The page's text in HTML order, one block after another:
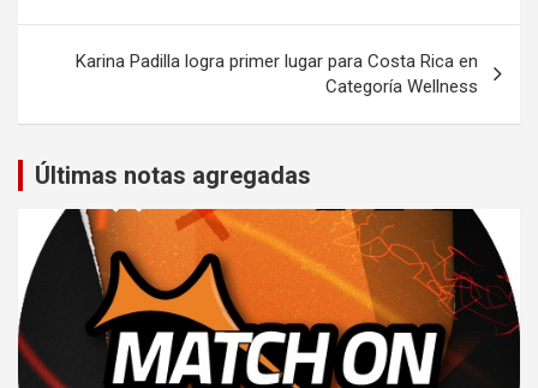
entradas
Karina Padilla logra primer lugar para Costa Rica en
Categoría Wellness
Últimas notas agregadas